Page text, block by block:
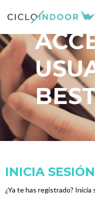
INICIA
¿Ya te has registrado? Inicia